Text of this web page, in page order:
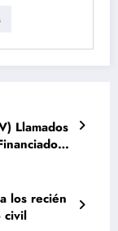
Llamados
los recién
civil